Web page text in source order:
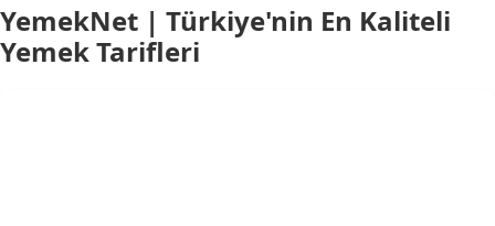
YemekNet | Türkiye'nin En Kaliteli
Yemek Tarifleri